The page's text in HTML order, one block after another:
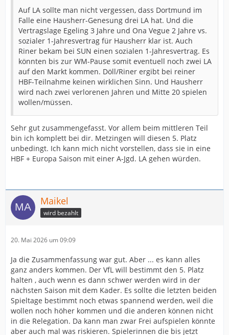
Auf LA sollte man nicht vergessen, dass Dortmund im
Falle eine Hausherr-Genesung drei LA hat. Und die
Vertragslage Egeling 3 Jahre und Ona Vegue 2 Jahre vs.
sozialer 1-Jahresvertrag für Hausherr klar ist. Auch
Riner bekam bei SUN einen sozialen 1-Jahresvertrag. Es
könnten bis zur WM-Pause somit eventuell noch zwei LA
auf den Markt kommen. Döll/Riner ergibt bei reiner
HBF-Teilnahme keinen wirklichen Sinn. Und Hausherr
wird nach zwei verlorenen Jahren und Mitte 20 spielen
wollen/müssen.
Sehr gut zusammengefasst. Vor allem beim mittleren Teil
bin ich komplett bei dir. Metzingen will diesen 5. Platz
unbedingt. Ich kann mich nicht vorstellen, dass sie in eine
HBF + Europa Saison mit einer A-Jgd. LA gehen würden.
Maikel
wird bezahlt
20. Mai 2026 um 09:09
Ja die Zusammenfassung war gut. Aber ... es kann alles
ganz anders kommen. Der VfL will bestimmt den 5. Platz
halten , auch wenn es dann schwer werden wird in der
nächsten Saison mit dem Kader. Es sollte die letzten beiden
Spieltage bestimmt noch etwas spannend werden, weil die
wollen noch höher kommen und die anderen können nicht
in die Relegation. Da kann man zwar Frei aufspielen könnte
aber auch mal was riskieren. Spielerinnen die bis jetzt